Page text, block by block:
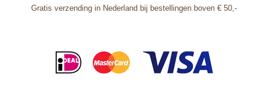
Gratis verzending in Nederland bij bestellingen boven € 50,-